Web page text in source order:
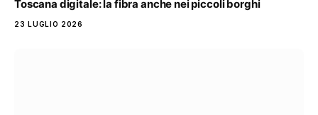
Toscana digitale: la fibra anche nei piccoli borghi
23 LUGLIO 2026